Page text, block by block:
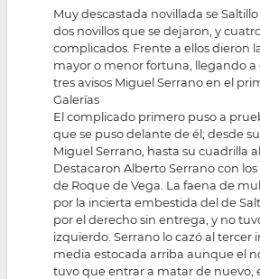
Muy descastada novillada se
dos novillos que se dejaron, y
complicados. Frente a ellos dieron
mayor o menor fortuna, llegando a
tres avisos Miguel Serrano en el
Galerías
El complicado primero puso a
que se puso delante de él; desde
Miguel Serrano, hasta su cuadrilla
Destacaron Alberto Serrano con los
de Roque de Vega. La faena de
por la incierta embestida del de
por el derecho sin entrega, y no
izquierdo. Serrano lo cazó al
media estocada arriba aunque el
tuvo que entrar a matar de nuevo,